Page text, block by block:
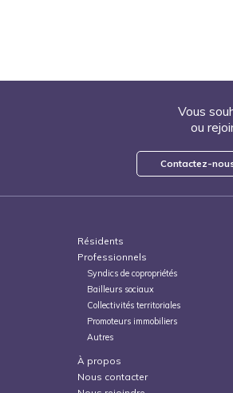
Vous
ou
Contactez-
Résidents
Professionnels
Syndics de copropriétés
Bailleurs sociaux
Collectivités territoriales
Promoteurs immobiliers
Autres
À propos
Nous contacter